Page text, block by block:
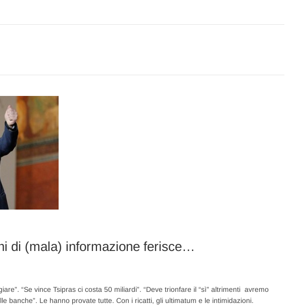
di (mala) informazione ferisce…
“Se vince Tsipras ci costa 50 miliardi”. “Deve trionfare il “sì” altrimenti avremo
banche”. Le hanno provate tutte. Con i ricatti, gli ultimatum e le intimidazioni.